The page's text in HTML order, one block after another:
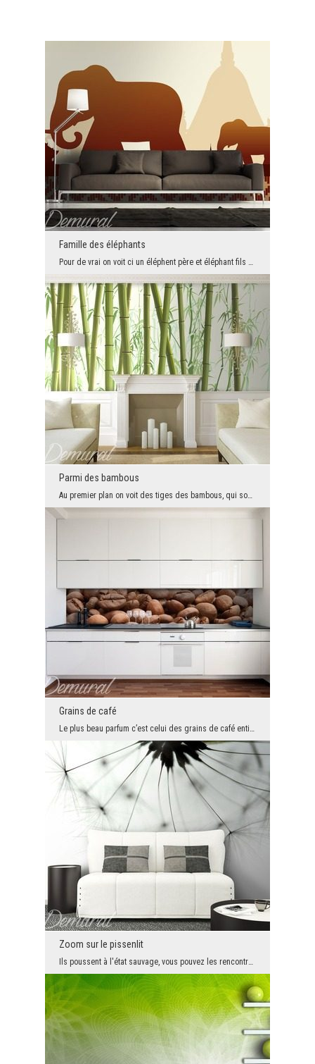
Famille des éléphants
Parmi des bambous
Grains de café
Zoom sur le pissenlit